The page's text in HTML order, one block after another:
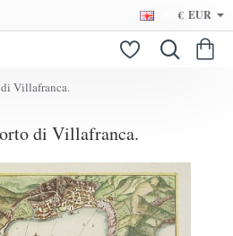
€ EUR
di Villafranca.
di Villafranca.